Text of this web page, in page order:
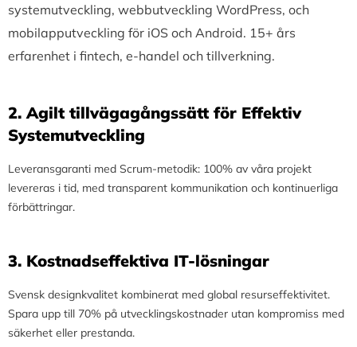
systemutveckling, webbutveckling WordPress, och
mobilapputveckling för iOS och Android. 15+ års
erfarenhet i fintech, e-handel och tillverkning.
2.⁠ ⁠Agilt tillvägagångssätt för Effektiv
Systemutveckling
Leveransgaranti med Scrum-metodik: 100% av våra projekt
levereras i tid, med transparent kommunikation och kontinuerliga
förbättringar.
3.⁠ ⁠Kostnadseffektiva IT-lösningar
Svensk designkvalitet kombinerat med global resurseffektivitet.
Spara upp till 70% på utvecklingskostnader utan kompromiss med
säkerhet eller prestanda.